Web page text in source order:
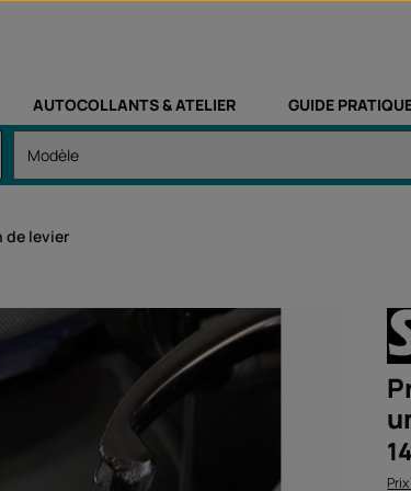
AUTOCOLLANTS & ATELIER GUIDE
de levier